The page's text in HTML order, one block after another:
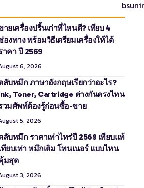
ายเครื่องปริ้นเก่าที่ไหนดี? เทียบ 4
องทาง พร้อมวิธีเตรียมเครื่องให้ได้
าคา ปี 2569
6, 2026
ลับหมึก ภาษาอังกฤษเรียกว่าอะไร?
Toner, Cartridge ต่างกันตรงไหน
วมศัพท์ต้องรู้ก่อนซื้อ-ขาย
5, 2026
ลับหมึก ราคาเท่าไหร่ปี 2569 เทียบแท้
ทียบเท่า หมึกเติม โทนเนอร์ แบบไหน
มสุด
3, 2026